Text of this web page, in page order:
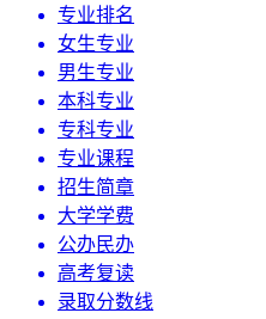
专业排名
女生专业
男生专业
本科专业
专科专业
专业课程
招生简章
大学学费
公办民办
高考复读
录取分数线